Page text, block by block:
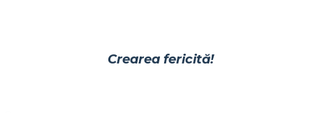
Crearea fericită!